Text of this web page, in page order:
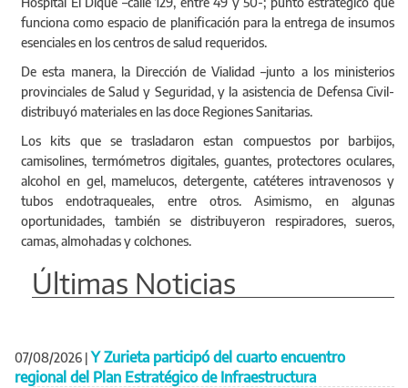
funciona como espacio de planificación para la entrega de insumos
esenciales en los centros de salud requeridos.
De esta manera, la Dirección de Vialidad –junto a los ministerios
provinciales de Salud y Seguridad, y la asistencia de Defensa Civil-
distribuyó materiales en las doce Regiones Sanitarias.
Los kits que se trasladaron estan compuestos por barbijos,
camisolines, termómetros digitales, guantes, protectores oculares,
alcohol en gel, mamelucos, detergente, catéteres intravenosos y
tubos endotraqueales, entre otros. Asimismo, en algunas
oportunidades, también se distribuyeron respiradores, sueros,
camas, almohadas y colchones.
Últimas Noticias
07/08/2026 | Y Zurieta participó del cuarto encuentro
regional del Plan Estratégico de Infraestructura